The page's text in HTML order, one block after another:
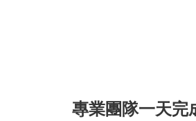
專業團隊一天完